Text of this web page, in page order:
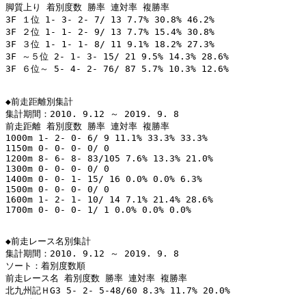
脚質上り 着別度数 勝率 連対率 複勝率
3F １位 1- 3- 2- 7/ 13 7.7% 30.8% 46.2%
3F ２位 1- 1- 2- 9/ 13 7.7% 15.4% 30.8%
3F ３位 1- 1- 1- 8/ 11 9.1% 18.2% 27.3%
3F ～５位 2- 1- 3- 15/ 21 9.5% 14.3% 28.6%
3F ６位～ 5- 4- 2- 76/ 87 5.7% 10.3% 12.6%
◆前走距離別集計
集計期間：2010. 9.12 ～ 2019. 9. 8
前走距離 着別度数 勝率 連対率 複勝率
1000m 1- 2- 0- 6/ 9 11.1% 33.3% 33.3%
1150m 0- 0- 0- 0/ 0
1200m 8- 6- 8- 83/105 7.6% 13.3% 21.0%
1300m 0- 0- 0- 0/ 0
1400m 0- 0- 1- 15/ 16 0.0% 0.0% 6.3%
1500m 0- 0- 0- 0/ 0
1600m 1- 2- 1- 10/ 14 7.1% 21.4% 28.6%
1700m 0- 0- 0- 1/ 1 0.0% 0.0% 0.0%
◆前走レース名別集計
集計期間：2010. 9.12 ～ 2019. 9. 8
ソート：着別度数順
前走レース名 着別度数 勝率 連対率 複勝率
北九州記ＨG3 5- 2- 5-48/60 8.3% 11.7% 20.0%